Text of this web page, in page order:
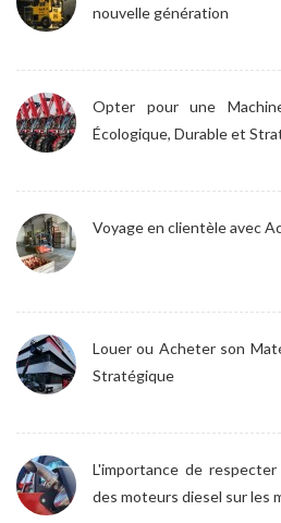
nouvelle génération
Opter pour une
Écologique, Durable et
Voyage en clientèle avec
Louer ou Acheter son
Stratégique
L'importance de
des moteurs diesel sur les